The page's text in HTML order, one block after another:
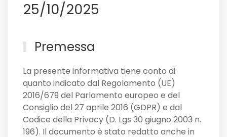
25/10/2025
Premessa
La presente informativa tiene conto di
quanto indicato dal Regolamento (UE)
2016/679 del Parlamento europeo e del
Consiglio del 27 aprile 2016 (GDPR) e dal
Codice della Privacy (D. Lgs 30 giugno 2003 n.
196). Il documento è stato redatto anche in